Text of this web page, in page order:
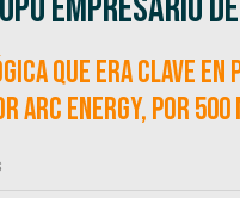
que era clave
ARC Energy, por